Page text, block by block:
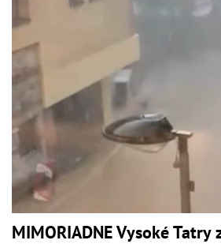
MIMORIADNE Vysoké